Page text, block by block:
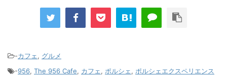
-カフェ, グルメ
-956, The 956 Cafe, カフェ, ポルシェ, ポルシェエクスペリエンス